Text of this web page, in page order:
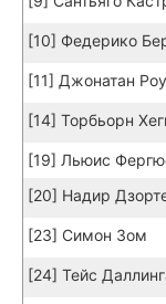
[10] Федерико
[11] Джонатан Роу
[14] Торбьорн
[19] Льюис
[20] Надир
[23] Симон Зом
[24] Тейс